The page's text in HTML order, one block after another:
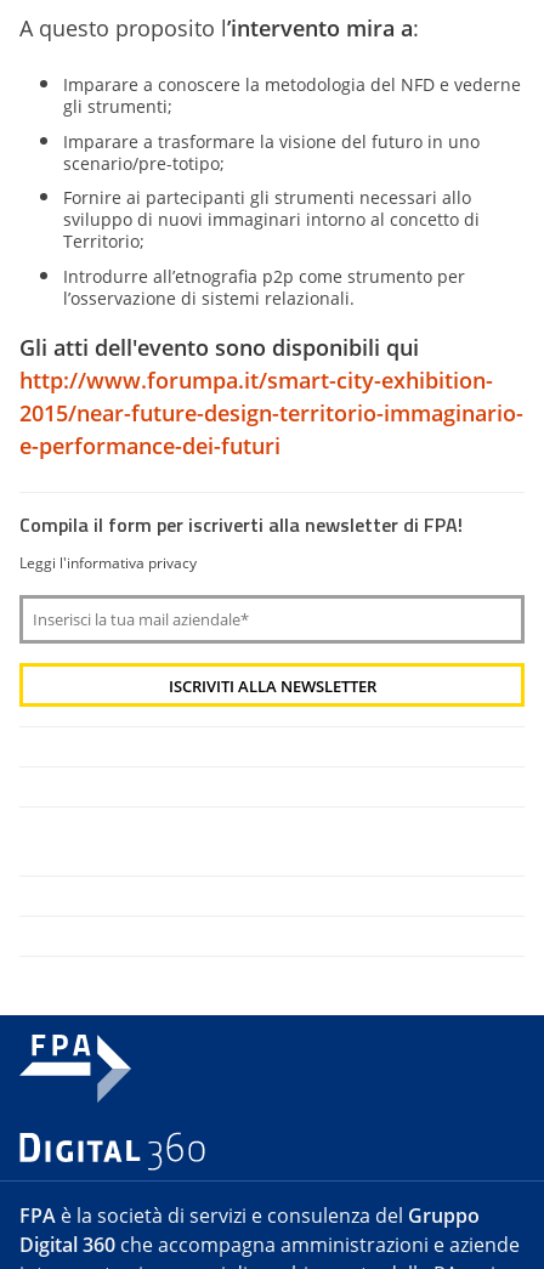
A questo proposito l’intervento mira a:
Imparare a conoscere la metodologia del NFD e vederne
gli strumenti;
Imparare a trasformare la visione del futuro in uno
scenario/pre-totipo;
Fornire ai partecipanti gli strumenti necessari allo
sviluppo di nuovi immaginari intorno al concetto di
Territorio;
Introdurre all’etnografia p2p come strumento per
l’osservazione di sistemi relazionali.
Gli atti dell'evento sono disponibili qui
http://www.forumpa.it/smart-city-exhibition-
2015/near-future-design-territorio-immaginario-
e-performance-dei-futuri
Compila il form per iscriverti alla newsletter di FPA!
Leggi l'informativa privacy
FPA è la società di servizi e consulenza del Gruppo
Digital 360 che accompagna amministrazioni e aziende